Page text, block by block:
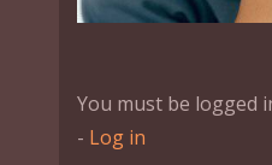
You must be logged
- Log in